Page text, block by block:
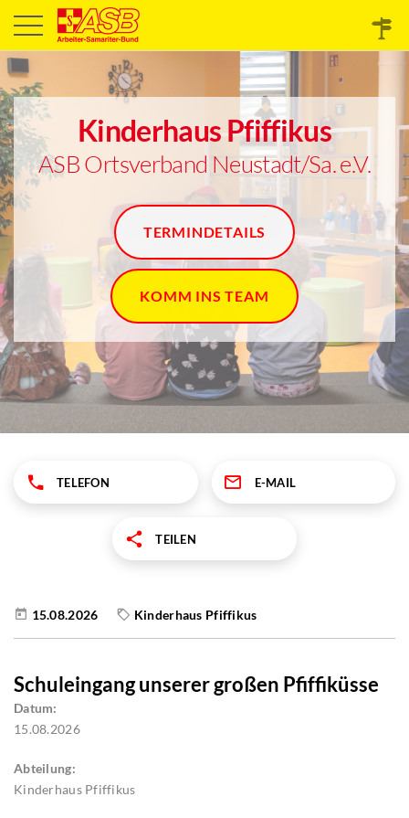
Kinderhaus Pfiffikus
ASB Ortsverband Neustadt/Sa. e.V.
TERMINDETAILS
KOMM INS TEAM
TELEFON E-MAIL
TEILEN
15.08.2026 Kinderhaus Pfiffikus
Schuleingang unserer großen Pfiffiküsse
Datum:
15.08.2026
Abteilung:
Kinderhaus Pfiffikus